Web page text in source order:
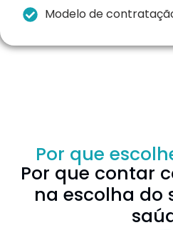
Modelo de
Por que
Por que contar
na escolha do